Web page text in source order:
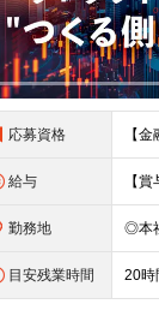
応募資格
給与
勤務地
目安残業時間 20時